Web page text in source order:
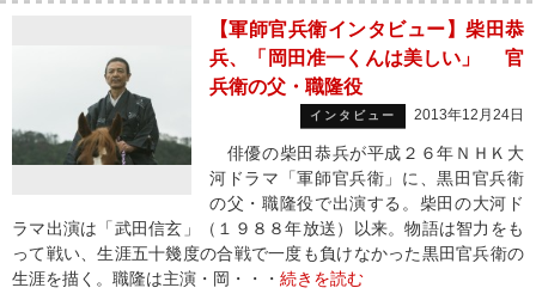
【軍師官兵衛インタビュー】柴田恭
兵、「岡田准一くんは美しい」 官
兵衛の父・職隆役
インタビュー 2013年12月24日
俳優の柴田恭兵が平成２６年ＮＨＫ大
河ドラマ「軍師官兵衛」に、黒田官兵衛
の父・職隆役で出演する。柴田の大河ド
ラマ出演は「武田信玄」（１９８８年放送）以来。物語は智力をも
って戦い、生涯五十幾度の合戦で一度も負けなかった黒田官兵衛の
生涯を描く。職隆は主演・岡・・・ 続きを読む